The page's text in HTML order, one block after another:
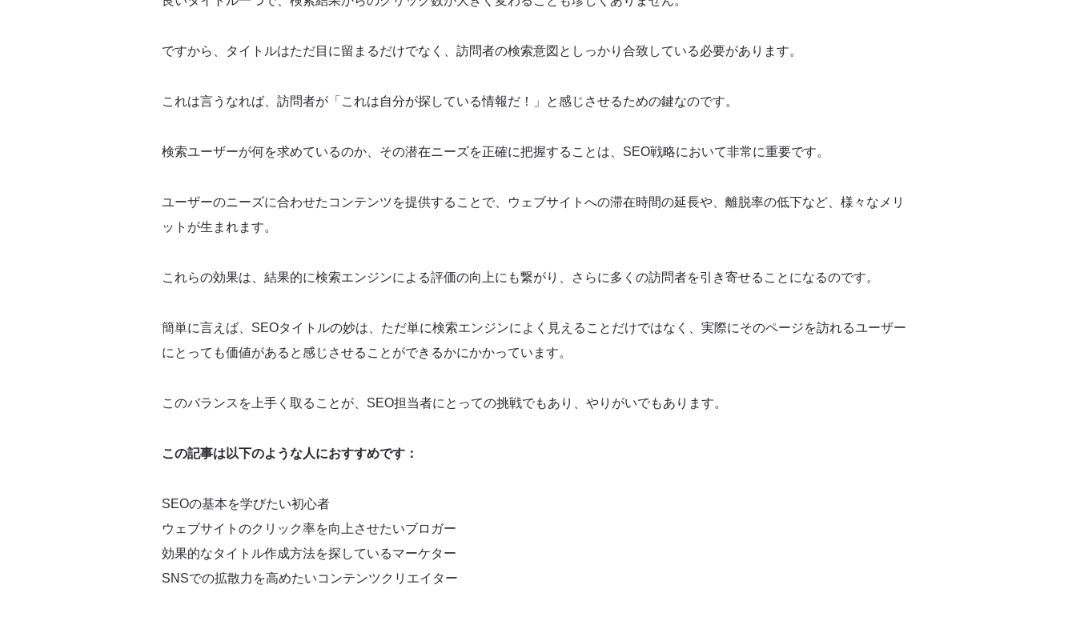
効果的なSEOタイトルの作成方法
ターゲットキーワードの選定
タイトルでユーザーの関心を引く方法
競合分析に基づくタイトルの改善
ですから、タイトルはただ目に留まるだけでなく、訪問者の検索意図としっかり合致している必要があります。
これは言うなれば、訪問者が「これは自分が探している情報だ！」と感じさせるための鍵なのです。
検索ユーザーが何を求めているのか、その潜在ニーズを正確に把握することは、SEO戦略において非常に重要です。
ユーザーのニーズに合わせたコンテンツを提供することで、ウェブサイトへの滞在時間の延長や、離脱率の低下など、様々なメリ
ットが生まれます。
これらの効果は、結果的に検索エンジンによる評価の向上にも繋がり、さらに多くの訪問者を引き寄せることになるのです。
簡単に言えば、SEOタイトルの妙は、ただ単に検索エンジンによく見えることだけではなく、実際にそのページを訪れるユーザー
にとっても価値があると感じさせることができるかにかかっています。
このバランスを上手く取ることが、SEO担当者にとっての挑戦でもあり、やりがいでもあります。
この記事は以下のような人におすすめです：
SEOの基本を学びたい初心者
ウェブサイトのクリック率を向上させたいブロガー
効果的なタイトル作成方法を探しているマーケター
SNSでの拡散力を高めたいコンテンツクリエイター